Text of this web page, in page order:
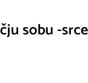
sobu -